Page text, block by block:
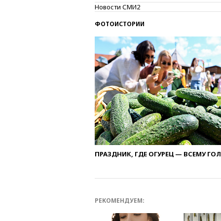
Новости СМИ2
ФОТОИСТОРИИ
ПРАЗДНИК, ГДЕ ОГУРЕЦ — ВСЕМУ
РЕКОМЕНДУЕМ: